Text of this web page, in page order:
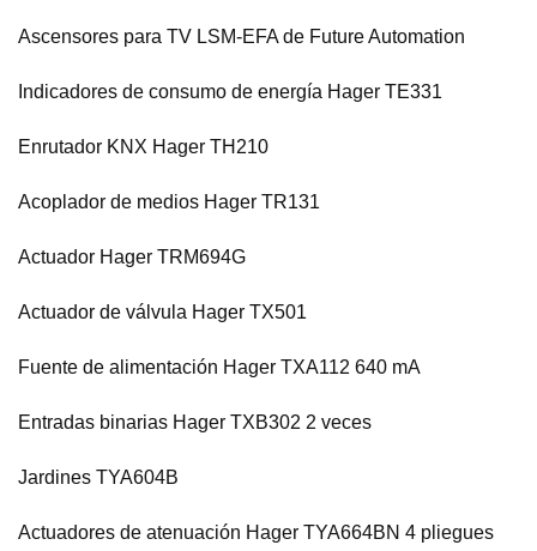
Ascensores para TV LSM-EFA de Future Automation
Indicadores de consumo de energía Hager TE331
Enrutador KNX Hager TH210
Acoplador de medios Hager TR131
Actuador Hager TRM694G
Actuador de válvula Hager TX501
Fuente de alimentación Hager TXA112 640 mA
Entradas binarias Hager TXB302 2 veces
Jardines TYA604B
Actuadores de atenuación Hager TYA664BN 4 pliegues